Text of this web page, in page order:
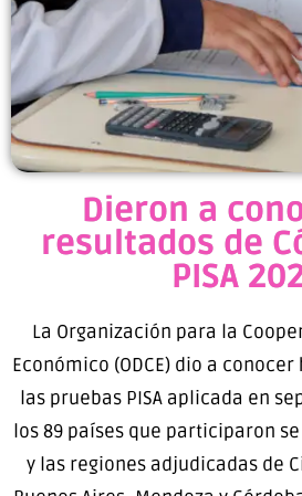
Dieron a
resultados de
PISA
La Organización para la
Económico (ODCE) dio a
las pruebas PISA aplicada en
los 89 países que participaron
y las regiones adjudicadas de